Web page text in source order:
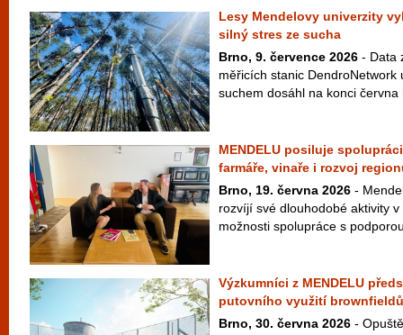
Lesy Mendelovy univerzity
silný stres ze sucha
Brno, 9. července 2026 - Data
měřicích stanic DendroNetwork
suchem dosáhl na konci
MENDELU posiluje
farmáře, vinaře i rozvoj
Brno, 19. června 2026 -
rozvíjí své dlouhodobé aktivity
možnosti spolupráce s
Výzkumníci z MENDELU
putovního využití brownfieldů
Brno, 30. června 2026 -